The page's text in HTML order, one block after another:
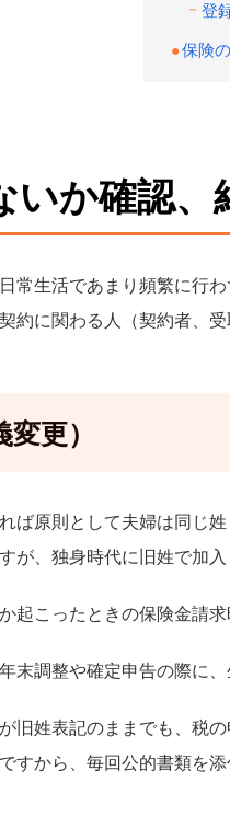
登
保険
いか確認、
常生活であまり頻繁に行
約に関わる人（契約者、
更）
ば原則として夫婦は同じ
が、独身時代に旧姓で加
起こったときの保険金請
末調整や確定申告の際に
旧姓表記のままでも、税
すから、毎回公的書類を